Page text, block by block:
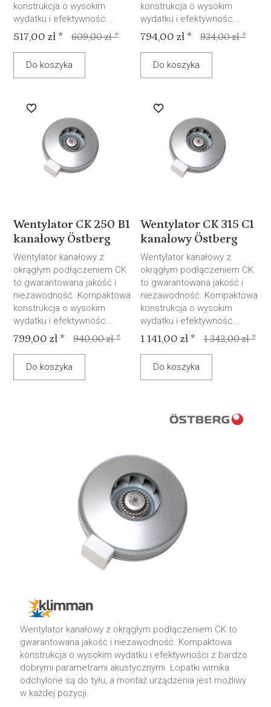
konstrukcja o wysokim
wydatku i efektywnośc...
517,00 zł * 609,00 zł *
Do koszyka
konstrukcja o wysokim
wydatku i efektywnośc...
794,00 zł * 934,00 zł *
Do koszyka
Wentylator CK 250 B1
kanałowy Östberg
Wentylator kanałowy z
okrągłym podłączeniem CK
to gwarantowana jakość i
niezawodność. Kompaktowa
konstrukcja o wysokim
wydatku i efektywnośc...
799,00 zł * 940,00 zł *
Do koszyka
Wentylator CK 315 C1
kanałowy Östberg
Wentylator kanałowy z
okrągłym podłączeniem CK
to gwarantowana jakość i
niezawodność. Kompaktowa
konstrukcja o wysokim
wydatku i efektywnośc...
1 141,00 zł * 1 342,00 zł *
Do koszyka
Wentylator kanałowy z okrągłym podłączeniem CK to
gwarantowana jakość i niezawodność. Kompaktowa
konstrukcja o wysokim wydatku i efektywności z bardzo
dobrymi parametrami akustycznymi. Łopatki wirnika
odchylone są do tyłu, a montaż urządzenia jest możliwy
w każdej pozycji.